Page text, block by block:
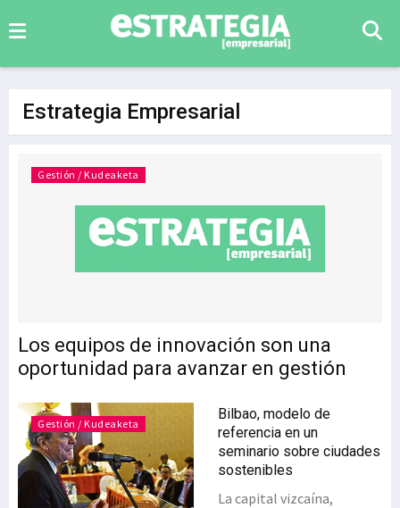
Estrategia Empresarial
Los equipos de innovación son una
oportunidad para avanzar en gestión
Gestión / Kudeaketa
Gestión / Kudeaketa
Bilbao, modelo de
referencia en un
seminario sobre ciudades
sostenibles
La capital vizcaína,